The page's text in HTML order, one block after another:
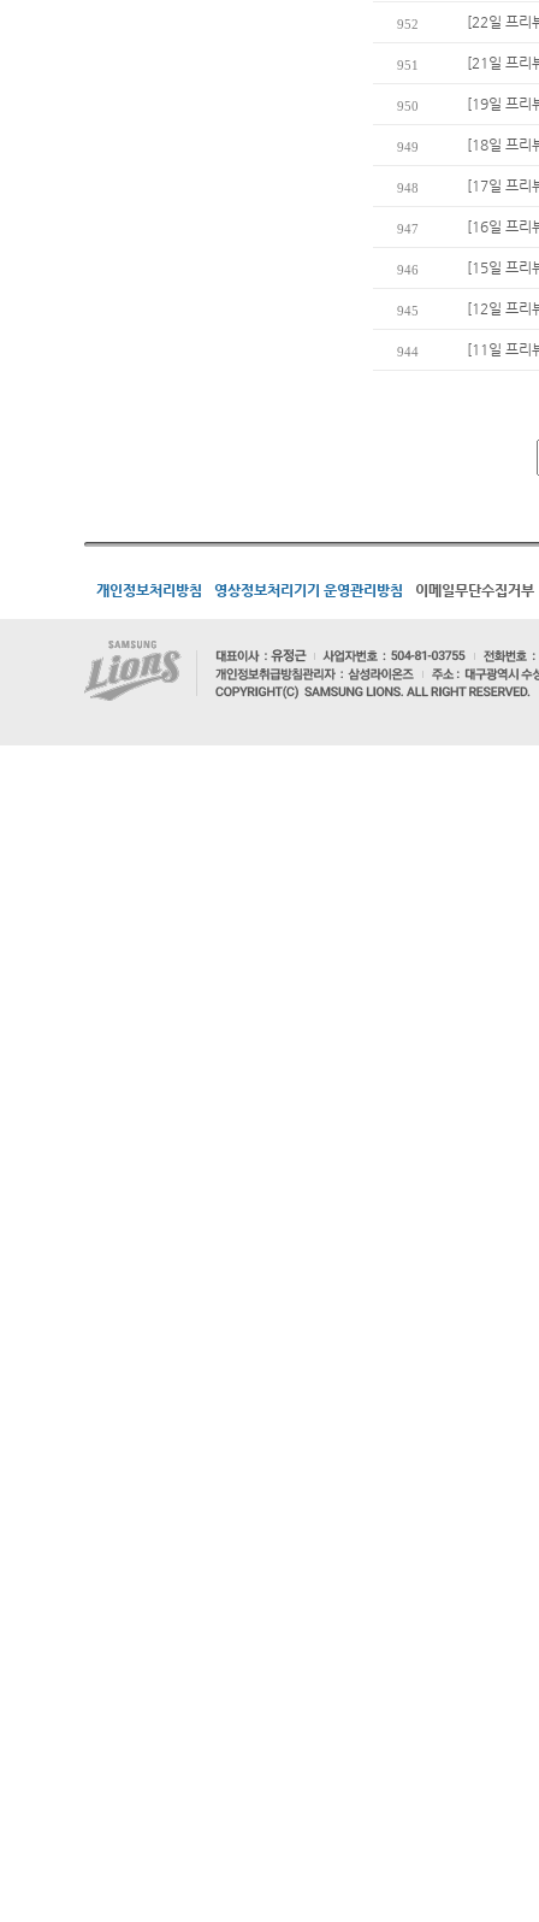
952 [22일 프리
951 [21일 프리
950 [19일 프리
949 [18일 프리
948 [17일 프리
947 [16일 프리
946 [15일 프리
945 [12일 프리
944 [11일 프리
개인정보처리방침 영상정보처리기기 운영관리방침 이메일무단수집거부